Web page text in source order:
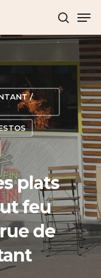
/
plats
feu
de